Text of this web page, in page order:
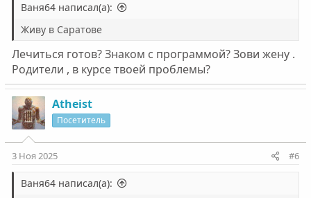
Ваня64 написал(а):
Живу в Саратове
Лечиться готов? Знаком с программой? Зови жену .
Родители , в курсе твоей проблемы?
Atheist
Посетитель
3 Ноя 2025 #6
Ваня64 написал(а):